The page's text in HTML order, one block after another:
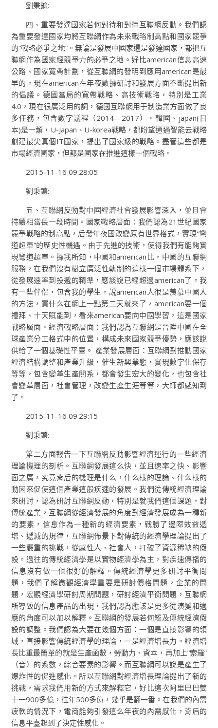
劉秉鐮:
四、重要發達國家若何對待和對待互聯網反動。我們認
為重要發達國家均將互聯網作為未來戰略制高點和國家競爭
的“戰略必爭之地”。無論是發展中國家還是發達國家，都把互
聯網作為國家經競爭力的必爭之地。好比american信息高速
公路、國家寬帶計劃，從互聯網的發明到應用american是最
早的，現在american在年夜數據研討和發展方面不斷提出新
的倡議。德國當局的寬帶戰略、高技術戰略，特別是工業
4.0，現在很廣泛用的詞，德國互聯網用于制造業方面做了良
多任務，包含數字議程（2014—2017）。韓國、japan(日
本)是一類，U-Japan、U-korea戰略，都盼望通過智能云戰略
創建最尖真個IT國家，提出了國家級的戰略。盡管這些都是
市場經濟國家，但都是國家在推進這樣一個戰略。
2015-11-16 09:28:05
劉秉鐮:
五、互聯網反動對中國經濟社會發展影響深入，並且會
持續相當長一段時間。國家戰略層面：我們認為21世紀國家
競爭戰略的制高點，后發年夜國改變原有世界格式，實現“彎
道超車”的歷史性機遇。由于先進的技術，使得我們有能夠實
現彎道超車。據我所知，中國和american比，中國的互聯網
服務，在我們沒有樹立廣泛性軌制的這樣一個市場體系下，
從發展速率到投遞的精準，應該說已經超過american了。我
有一些伴侶，包含我的學生，說american人很是羨慕中國人
的方法，買什么在網上一點第二天就來了，american要一個
禮拜、十天賦能到，看來american要向中國學習，這是國家
戰略層面。經濟戰略層面：我們認為互聯網是晉陞中國在全
球產業分工格式中的位置，構成未來國家競爭優勢，應該說
供給了一個基礎性平臺。 產業發展層面：互聯網對推動國家
經濟結構調整和產業升級，催生新興業態，實現數字化保存
等等，包含變革生產關系，都會發生宏大的變化，也包含社
會變革層面，社會管理，改變生產生涯等等，大師都感知到
了。
2015-11-16 09:29:15
劉秉鐮:
第二方面報告一下互聯網反動影響經濟運行的一些經濟
理論機理的剖析。互聯網發展這么快，並且速率之快、影響
面之廣，究竟背后的機理是什么，什么樣的理論、什么樣的
動因來促使這個產業這般疾速的發展。我們從傳統經濟理論
來研討，認為研討互聯網反動，特別是就我們這個課題，對
傳統產業，互聯網從經濟發展的角度對經濟發展成為一種新
的要素，信息作為一種新的經濟要素，戰勝了邊際效益遞
增、遞減的規律，互聯網佈景下對傳統的經濟學理論提出了
一些嚴重的挑戰，從感性人、社會人，打破了資源稀缺的假
設。過往的傳統經濟學是以實物經濟學為主，對疾速傳播的
信息沒有做一個很好的解釋。傳統經濟學更多研討平衡問
題，我們了解微觀經濟學重要是研討價格問題，企業的問
題，宏觀經濟學研討周期問題，研討經濟平衡問題，互聯網
所導致的信息產品的出現，我們認為應該是更多從演變和適
應的角度可以加以解釋。互聯網的發展若何觸及傳統經濟假
設的調整。我們認為大要在幾個方面：一個是直接影響的領
域，直接影響傳統經濟學的理論，一是經濟增長力。經濟增
長比重最簡單的就是生產函數，勞動力、資本，再加上“索羅”
（音）的系數，綜合要素的影響。而互聯網可以說是產生了
爆炸性的促進感化。所以互聯網對經濟增長理論提出了新的
挑戰，需求我們用新的方式來解釋它，好比這次阿里巴巴雙
十一900多億，往年500多億，幾乎是翻一番。在我們的內需
疲軟的情況下，電商能夠引發這么年夜的內需感化，背后的
信息平臺起到了決定性感化。